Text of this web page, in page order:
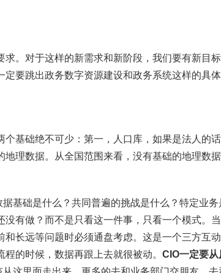
。对于这样的新需求和新阶段，我们要有新目
要跳出政务数字资源建设和政务系统这样的具
基础绝不可少：第一，人口库，如果是法人的
理数据。从全国范围来看，没有基础的地理数
基础是什么？共同普遍的挑战是什么？特定业
有做？而不是只看这一件事，只看一个模式。
长远等问题时必须通盘考虑。这是一个三方互
的时候，数据再跟上去就很被动。 CIO一定要从